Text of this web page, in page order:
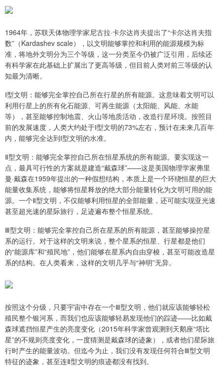
1964年，苏联天体物理学家尼古拉·卡尔达肖夫提出了“卡尔达肖夫指
数”（Kardashev scale），以文明能够掌控和利用的能源规模为标
准，将地外文明分为三个等级，这一分类至今仍被广泛引用，后续还
有科学家在此基础上扩展出了更高等级，但目前人类对前三等级的认
知最为清晰。
Ⅰ型文明：能够完全掌控自己所在行星的所有能源。这意味着文明可以
利用行星上的所有化石能源、可再生能源（太阳能、风能、水能
等），甚至能够控制地震、火山等地质活动，改造行星环境。按照目
前的发展速度，人类大约处于Ⅰ型文明的73%左右，预计在未来几百年
内，能够完全达到Ⅰ型文明的水准。
Ⅱ型文明：能够完全掌控自己所在恒星系统的所有能源。要实现这一
点，最具可行性的方案就是建造“戴森球”——这是美国物理学家弗里
曼·戴森在1959年提出的一种假想结构，本质上是一个环绕恒星的巨大
能量收集系统，能够将恒星释放的绝大部分能量转化为文明可用的能
源。一个Ⅱ型文明，不仅能够利用恒星的全部能量，还可能实现亚光速
甚至超光速的星际旅行，足迹遍布整个恒星系统。
Ⅲ型文明：能够完全掌控自己所在星系的所有能源，甚至能够操控星
系的运行。对于这样的文明来说，整个星系的恒星、行星都是他们
的“能源库”和“殖民地”，他们能够在星系内自由穿梭，甚至可能改造星
系的结构。在人类看来，这样的文明几乎与“神明”无异。
按照这个分级，只要宇宙中存在一个Ⅲ型文明，他们就应该能够轻松
殖民整个银河系，而我们也应该能够轻易发现他们的踪迹——比如戴
森球遮挡恒星产生的亮度变化（2015年科学家曾观测到天鹅座“塔比
星”的不规则亮度变化，一度猜测是戴森球的迹象），或者他们星际旅
行时产生的能量波动。但迄今为止，我们没有发现任何符合Ⅲ型文明
特征的迹象，甚至连Ⅱ型文明的痕迹都没有找到。